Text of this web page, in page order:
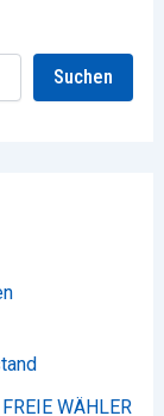
Suchen
WÄHLER